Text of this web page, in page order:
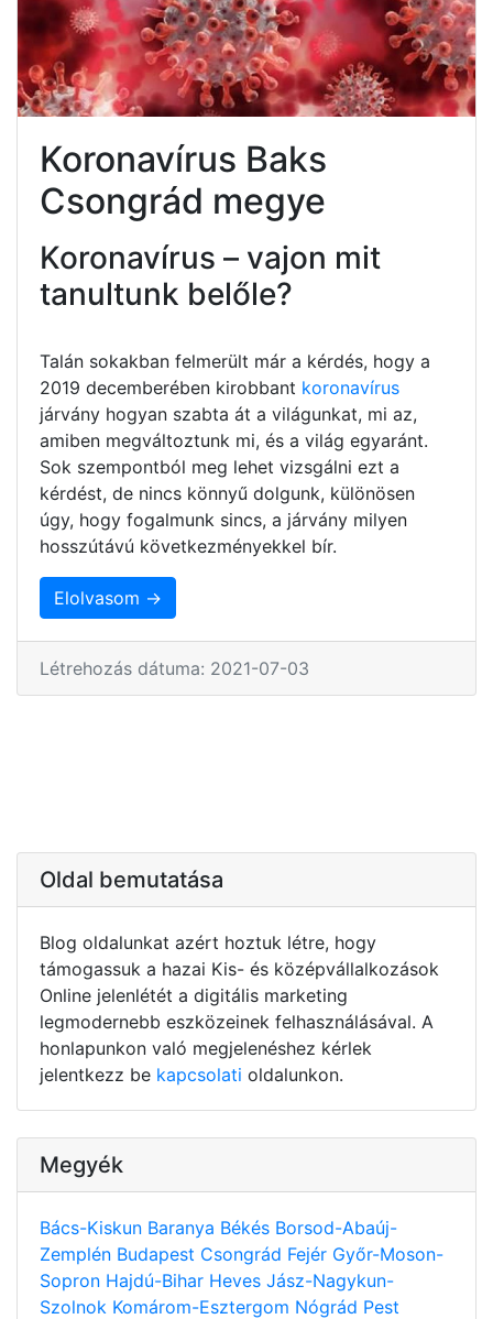
Koronavírus Baks
Csongrád megye
Koronavírus – vajon mit
tanultunk belőle?
Talán sokakban felmerült már a kérdés, hogy a
2019 decemberében kirobbant koronavírus
járvány hogyan szabta át a világunkat, mi az,
amiben megváltoztunk mi, és a világ egyaránt.
Sok szempontból meg lehet vizsgálni ezt a
kérdést, de nincs könnyű dolgunk, különösen
úgy, hogy fogalmunk sincs, a járvány milyen
hosszútávú következményekkel bír.
Elolvasom →
Létrehozás dátuma: 2021-07-03
Oldal bemutatása
Blog oldalunkat azért hoztuk létre, hogy
támogassuk a hazai Kis- és középvállalkozások
Online jelenlétét a digitális marketing
legmodernebb eszközeinek felhasználásával. A
honlapunkon való megjelenéshez kérlek
jelentkezz be kapcsolati oldalunkon.
Megyék
Bács-Kiskun Baranya Békés Borsod-Abaúj-
Zemplén Budapest Csongrád Fejér Győr-Moson-
Sopron Hajdú-Bihar Heves Jász-Nagykun-
Szolnok Komárom-Esztergom Nógrád Pest